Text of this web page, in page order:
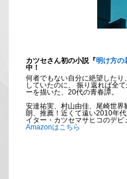
カツセさん初の小説『明け方の
中！
何者でもない自分に絶望したり
していたのに、 振り返れば全
ーを描いた、20代の青春譚。
安達祐実、村山由佳、尾崎世界
朗、推薦！近くて遠い2010年
イター・カツセマサヒコのデビ
Amazonはこちら